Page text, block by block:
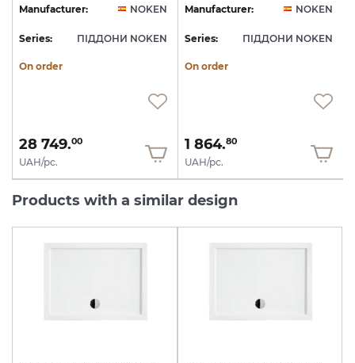
Manufacturer: NOKEN
Series: ПІДДОНИ NOKEN
On order
28 749.00
UAH/pc.
Manufacturer: NOKEN
Series: ПІДДОНИ NOKEN
On order
1 864.80
UAH/pc.
Products with a similar design